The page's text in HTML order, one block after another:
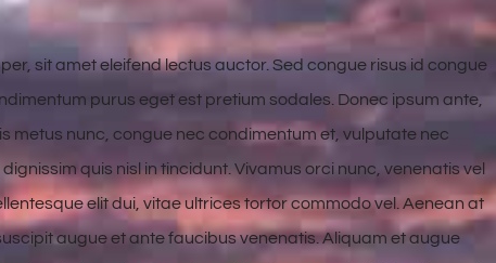
sit amet eleifend lectus auctor. Sed congue risus id congue
purus eget est pretium sodales. Donec ipsum ante,
metus nunc, congue nec condimentum et, vulputate nec
quis nisl in tincidunt. Vivamus orci nunc, venenatis vel
elit dui, vitae ultrices tortor commodo vel. Aenean at
augue et ante faucibus venenatis. Aliquam et augue